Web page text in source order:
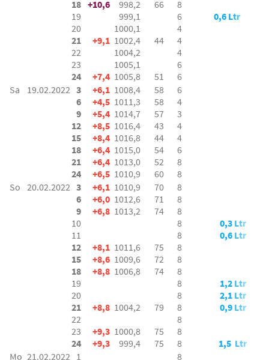
18
19
20
21
22
23
24
+10,6
+9,1
+7,4
998,2
999,1
1000,1
1002,4
1004,2
1005,1
1005,8
66
44
51
8
6
4
4
4
6
6
0,6 Ltr
Sa 19.02.2022 3
6
9
12
15
18
21
24
+6,1
+4,5
+5,4
+8,5
+8,4
+6,4
+6,4
+6,5
1008,4
1011,3
1014,7
1016,4
1016,8
1015,0
1013,0
1010,9
58
58
57
43
44
54
52
60
6
4
3
4
4
6
8
8
So 20.02.2022 3
6
9
10
11
12
15
18
19
20
21
22
23
24
+6,1
+6,0
+6,8
+8,1
+8,6
+8,8
+8,8
+9,3
+9,3
1010,9
1012,6
1013,2
1011,6
1009,6
1006,8
1004,2
1000,8
999,4
70
71
74
75
72
74
79
75
75
8
8
8
8
8
8
8
8
8
8
8
8
8
8
0,3 Ltr
0,6 Ltr
1,2 Ltr
2,1 Ltr
0,9 Ltr
1,5 Ltr
Mo 21.02.2022 1
8